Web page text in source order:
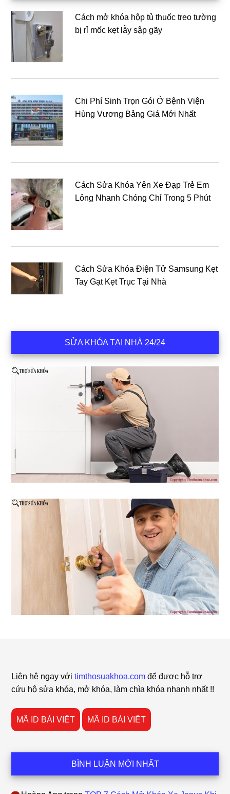
chính
Cách mở khóa hộp tủ thuốc treo tường
bị rỉ mốc kẹt lẫy sập gãy
Chi Phí Sinh Trọn Gói Ở Bệnh Viện
Hùng Vương Bảng Giá Mới Nhất
Cách Sửa Khóa Yên Xe Đạp Trẻ Em
Lỏng Nhanh Chóng Chỉ Trong 5 Phút
Cách Sửa Khóa Điện Tử Samsung Kẹt
Tay Gạt Kẹt Trục Tại Nhà
SỬA KHÓA TẠI NHÀ 24/24
Liên hệ ngay vớitimthosuakhoa.com để được hỗ trợ
cứu hộ sửa khóa, mở khóa, làm chìa khóa nhanh nhất !!
MÃ ID BÀI VIẾT MÃ ID BÀI VIẾT
BÌNH LUẬN MỚI NHẤT